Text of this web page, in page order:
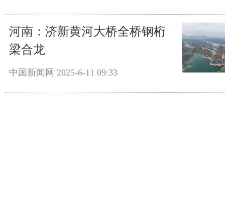
河南：济新黄河大桥全桥钢桁
梁合龙
中国新闻网 2025-6-11 09:33